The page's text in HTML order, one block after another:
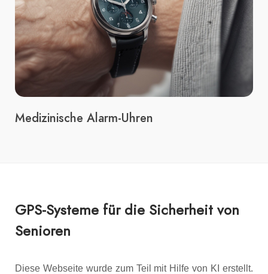
Medizinische Alarm-Uhren
GPS-Systeme für die Sicherheit von
Senioren
Diese Webseite wurde zum Teil mit Hilfe von KI erstellt.